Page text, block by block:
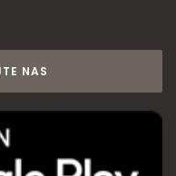
NAS